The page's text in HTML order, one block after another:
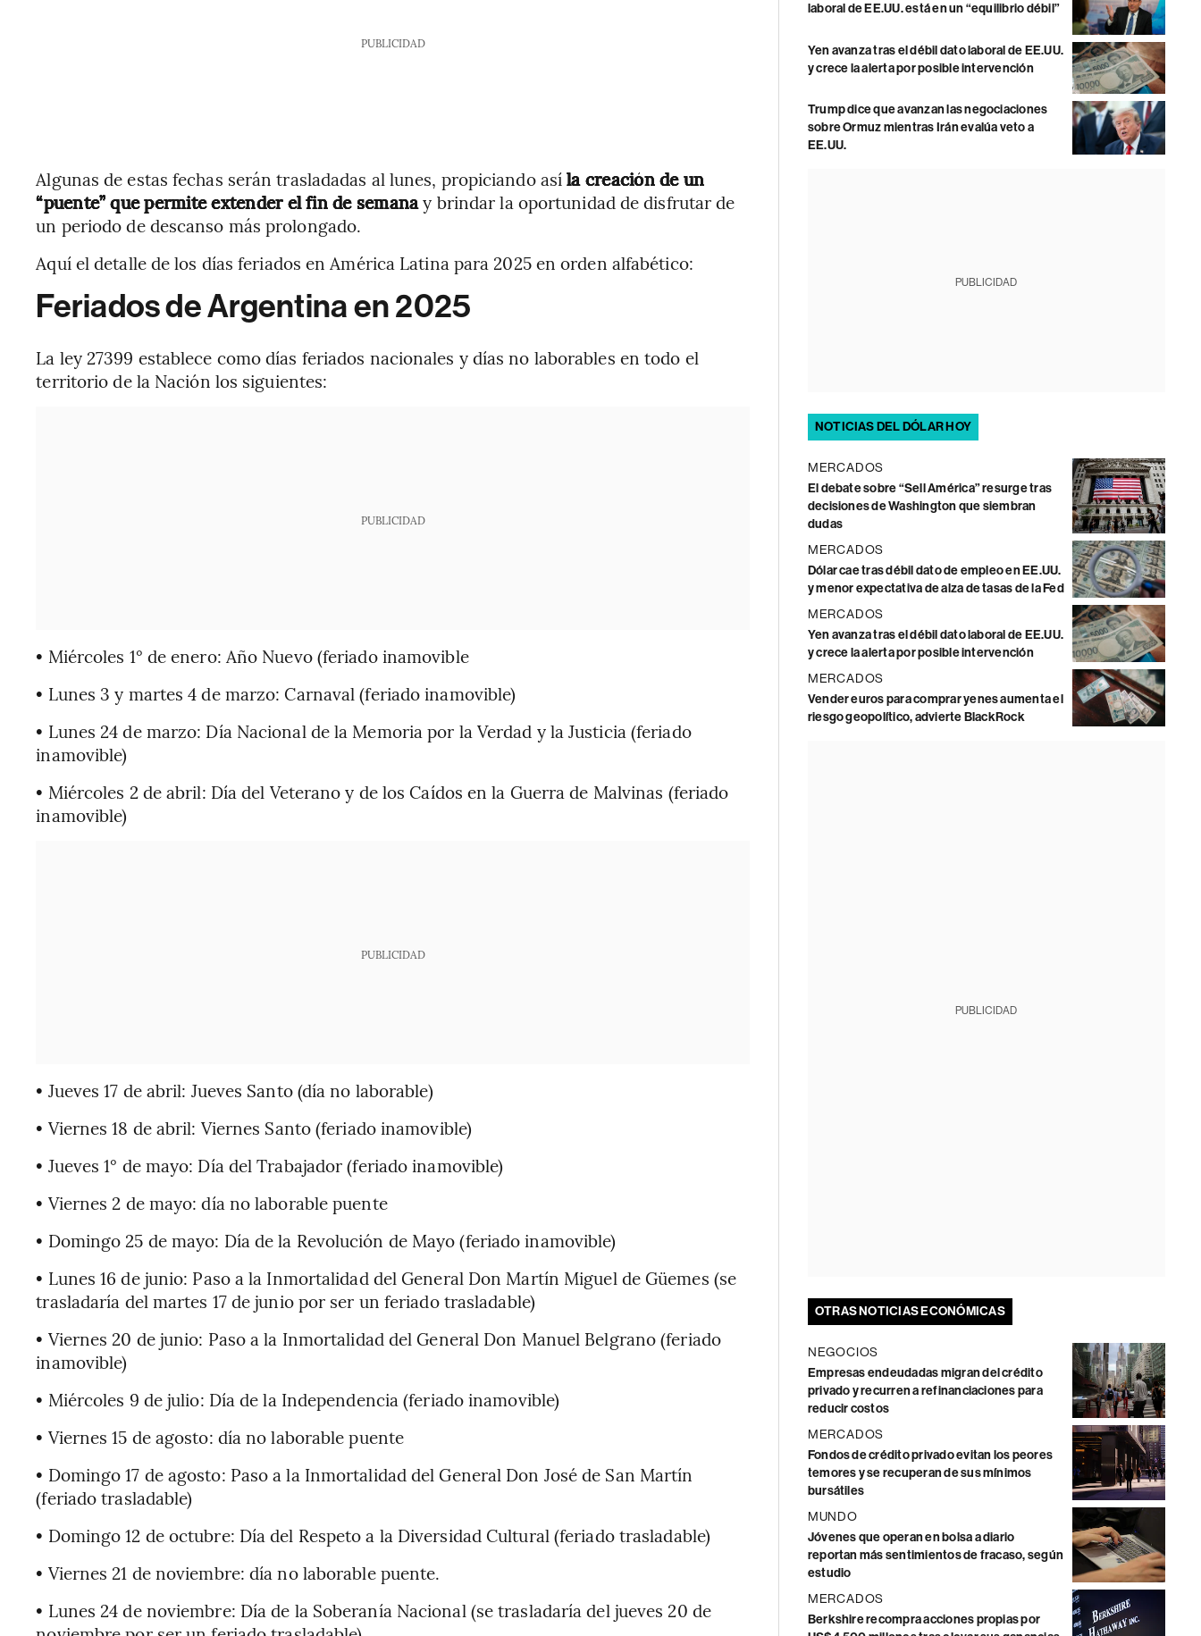
PUBLICIDAD
Algunas de estas fechas serán trasladadas al lunes, propiciando así la creación de un
“puente” que permite extender el fin de semanay brindar la oportunidad de disfrutar de
un periodo de descanso más prolongado.
Aquí el detalle de los días feriados en América Latina para 2025 en orden alfabético:
Feriados de Argentina en 2025
La ley 27399 establece como días feriados nacionales y días no laborables en todo el
territorio de la Nación los siguientes:
PUBLICIDAD
• Miércoles 1° de enero: Año Nuevo (feriado inamovible
• Lunes 3 y martes 4 de marzo: Carnaval (feriado inamovible)
• Lunes 24 de marzo: Día Nacional de la Memoria por la Verdad y la Justicia (feriado
inamovible)
• Miércoles 2 de abril: Día del Veterano y de los Caídos en la Guerra de Malvinas (feriado
inamovible)
PUBLICIDAD
• Jueves 17 de abril: Jueves Santo (día no laborable)
• Viernes 18 de abril: Viernes Santo (feriado inamovible)
• Jueves 1° de mayo: Día del Trabajador (feriado inamovible)
• Viernes 2 de mayo: día no laborable puente
• Domingo 25 de mayo: Día de la Revolución de Mayo (feriado inamovible)
• Lunes 16 de junio: Paso a la Inmortalidad del General Don Martín Miguel de Güemes (se
trasladaría del martes 17 de junio por ser un feriado trasladable)
• Viernes 20 de junio: Paso a la Inmortalidad del General Don Manuel Belgrano (feriado
inamovible)
• Miércoles 9 de julio: Día de la Independencia (feriado inamovible)
• Viernes 15 de agosto: día no laborable puente
• Domingo 17 de agosto: Paso a la Inmortalidad del General Don José de San Martín
(feriado trasladable)
• Domingo 12 de octubre: Día del Respeto a la Diversidad Cultural (feriado trasladable)
• Viernes 21 de noviembre: día no laborable puente.
• Lunes 24 de noviembre: Día de la Soberanía Nacional (se trasladaría del jueves 20 de
laboral de EE.UU. está en un “equilibrio débil”
Yen avanza tras el débil dato laboral de EE.UU.
y crece la alerta por posible intervención
Trump dice que avanzan las negociaciones
sobre Ormuz mientras Irán evalúa veto a
EE.UU.
PUBLICIDAD
NOTICIAS DEL DÓLAR HOY
MERCADOS
El debate sobre “Sell América” resurge tras
decisiones de Washington que siembran
dudas
MERCADOS
Dólar cae tras débil dato de empleo en EE.UU.
y menor expectativa de alza de tasas de la Fed
MERCADOS
Yen avanza tras el débil dato laboral de EE.UU.
y crece la alerta por posible intervención
MERCADOS
Vender euros para comprar yenes aumenta el
riesgo geopolítico, advierte BlackRock
PUBLICIDAD
OTRAS NOTICIAS ECONÓMICAS
NEGOCIOS
Empresas endeudadas migran del crédito
privado y recurren a refinanciaciones para
reducir costos
MERCADOS
Fondos de crédito privado evitan los peores
temores y se recuperan de sus mínimos
bursátiles
MUNDO
Jóvenes que operan en bolsa a diario
reportan más sentimientos de fracaso, según
estudio
MERCADOS
Berkshire recompra acciones propias por